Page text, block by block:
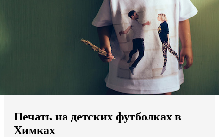
Мы доставляем по всему миру
Продолжить без города
Печать на детских футболках в
Химках